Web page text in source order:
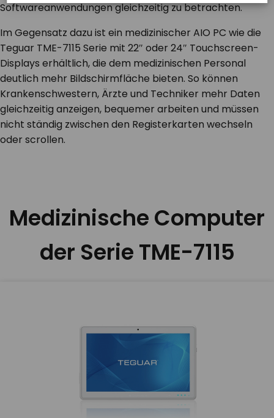
Softwareanwendungen gleichzeitig zu betrachten.
Im Gegensatz dazu ist ein medizinischer AIO PC wie die
Teguar TME-7115 Serie mit 22″ oder 24″ Touchscreen-
Displays erhältlich, die dem medizinischen Personal
deutlich mehr Bildschirmfläche bieten. So können
Krankenschwestern, Ärzte und Techniker mehr Daten
gleichzeitig anzeigen, bequemer arbeiten und müssen
nicht ständig zwischen den Registerkarten wechseln
oder scrollen.
Medizinische Computer
der Serie TME-7115